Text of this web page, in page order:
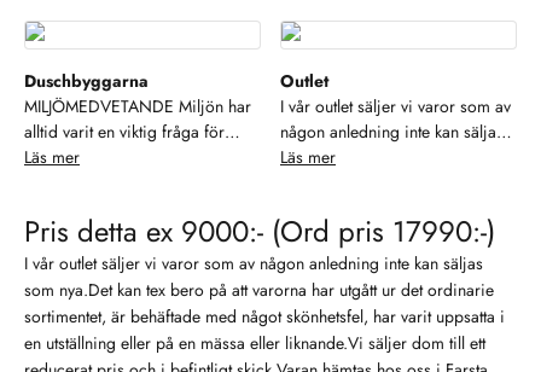
Duschbyggarna
MILJÖMEDVETANDE Miljön har
alltid varit en viktig fråga för
Duschbyggarna. Alltifrån små
ställa höga miljökrav på våra
samarbetspartners och
leverantörer.Duschbyggarna är
dessutom anslutna till REPA,
näringslivets system för
återvinning av förpackningar.
Läs mer
Outlet
I vår outlet säljer vi varor som av
någon anledning inte kan säljas
som nya. Det kan tex bero på att
behäftade med något
skönhetsfel, har varit uppsatta i
en utställning eller på en mässa
eller liknande. Vi säljer dom till
ett reducerat pris och i befintligt
skick. Varan hämtas hos oss i
Läs mer
Pris detta ex 9000:- (Ord pris 17990:-)
I vår outlet säljer vi varor som av någon anledning inte kan säljas
som nya.Det kan tex bero på att varorna har utgått ur det ordinarie
sortimentet, är behäftade med något skönhetsfel, har varit uppsatta i
en utställning eller på en mässa eller liknande.Vi säljer dom till ett